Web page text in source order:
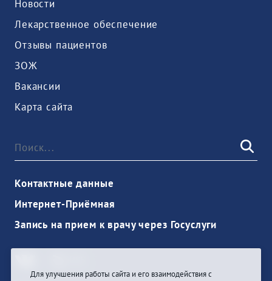
Новости
Лекарственное обеспечение
Отзывы пациентов
ЗОЖ
Вакансии
Карта сайта
Контактные данные
Интернет-Приёмная
Запись на прием к врачу через Госуслуги
Для улучшения работы сайта и его взаимодействия с